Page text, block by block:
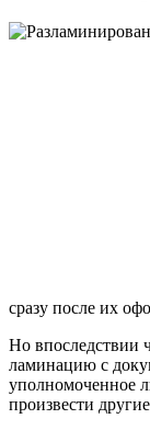
сразу после их
Но впоследствии
ламинацию с
уполномоченное
произвести